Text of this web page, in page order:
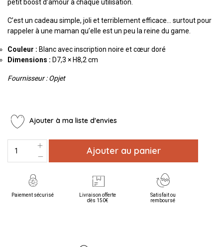
petit boost d’amour à chaque utilisation.
C’est un cadeau simple, joli et terriblement efficace… surtout pour
rappeler à une maman qu’elle est un peu la reine du game.
Couleur : Blanc avec inscription noire et cœur doré
Dimensions : D7,3 × H8,2 cm
Fournisseur : Opjet
Ajouter à ma liste d'envies
Ajouter au panier
Paiement sécurisé
Livraison offerte
dès 150€
Satisfait ou
remboursé